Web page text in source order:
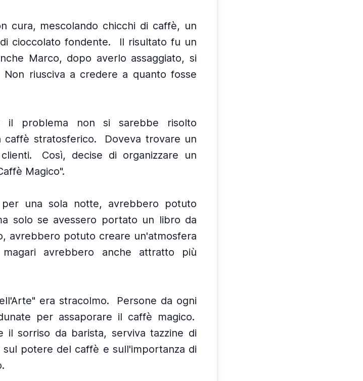
cura, mescolando chicchi di caffè, un
cioccolato fondente.
Il risultato fu un
Marco, dopo averlo assaggiato, si
Non riusciva a credere a quanto fosse
problema non si sarebbe risolto
caffè stratosferico.
Doveva trovare un
Così, decise di organizzare un
Magico".
una sola notte, avrebbero potuto
solo se avessero portato un libro da
avrebbero potuto creare un'atmosfera
avrebbero anche attratto più
era stracolmo.
Persone da ogni
per assaporare il caffè magico.
sorriso da barista, serviva tazzine di
potere del caffè e sull'importanza di